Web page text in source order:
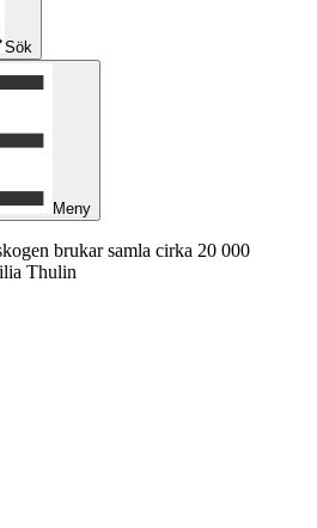
Sök
Meny
brukar samla cirka 20 000
Thulin